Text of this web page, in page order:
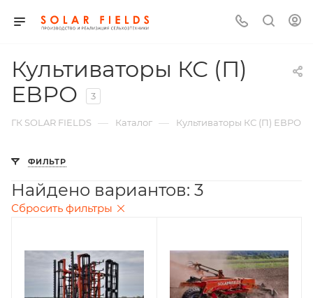
Культиваторы КС (П)
ЕВРО
3
ГК SOLAR FIELDS — Каталог — Культиваторы КС (П) ЕВРО
ФИЛЬТР
Найдено вариантов: 3
Сбросить фильтры